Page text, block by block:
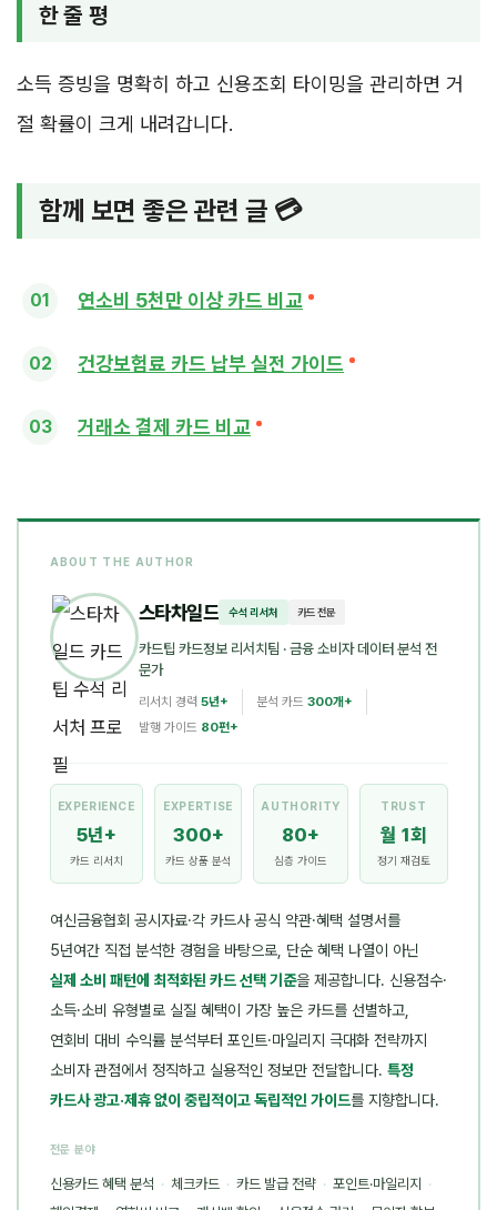
한 줄 평
소득 증빙을 명확히 하고 신용조회 타이밍을 관리하면 거
절 확률이 크게 내려갑니다.
함께 보면 좋은 관련 글 💳
연소비 5천만 이상 카드 비교
건강보험료 카드 납부 실전 가이드
거래소 결제 카드 비교
ABOUT THE AUTHOR
스타차일드 수석 리서처 카드 전문
카드팁 카드정보 리서치팀 · 금융 소비자 데이터 분석 전
문가
리서치 경력 5년+ 분석 카드 300개+
발행 가이드 80편+
EXPERIENCE
5년+
카드 리서치
EXPERTISE
300+
카드 상품 분석
AUTHORITY
80+
심층 가이드
TRUST
월 1회
정기 재검토
여신금융협회 공시자료·각 카드사 공식 약관·혜택 설명서를
5년여간 직접 분석한 경험을 바탕으로, 단순 혜택 나열이 아닌
실제 소비 패턴에 최적화된 카드 선택 기준을 제공합니다. 신용점수·
소득·소비 유형별로 실질 혜택이 가장 높은 카드를 선별하고,
연회비 대비 수익률 분석부터 포인트·마일리지 극대화 전략까지
소비자 관점에서 정직하고 실용적인 정보만 전달합니다. 특정
카드사 광고·제휴 없이 중립적이고 독립적인 가이드를 지향합니다.
전문 분야
신용카드 혜택 분석 · 체크카드 · 카드 발급 전략 · 포인트·마일리지 ·